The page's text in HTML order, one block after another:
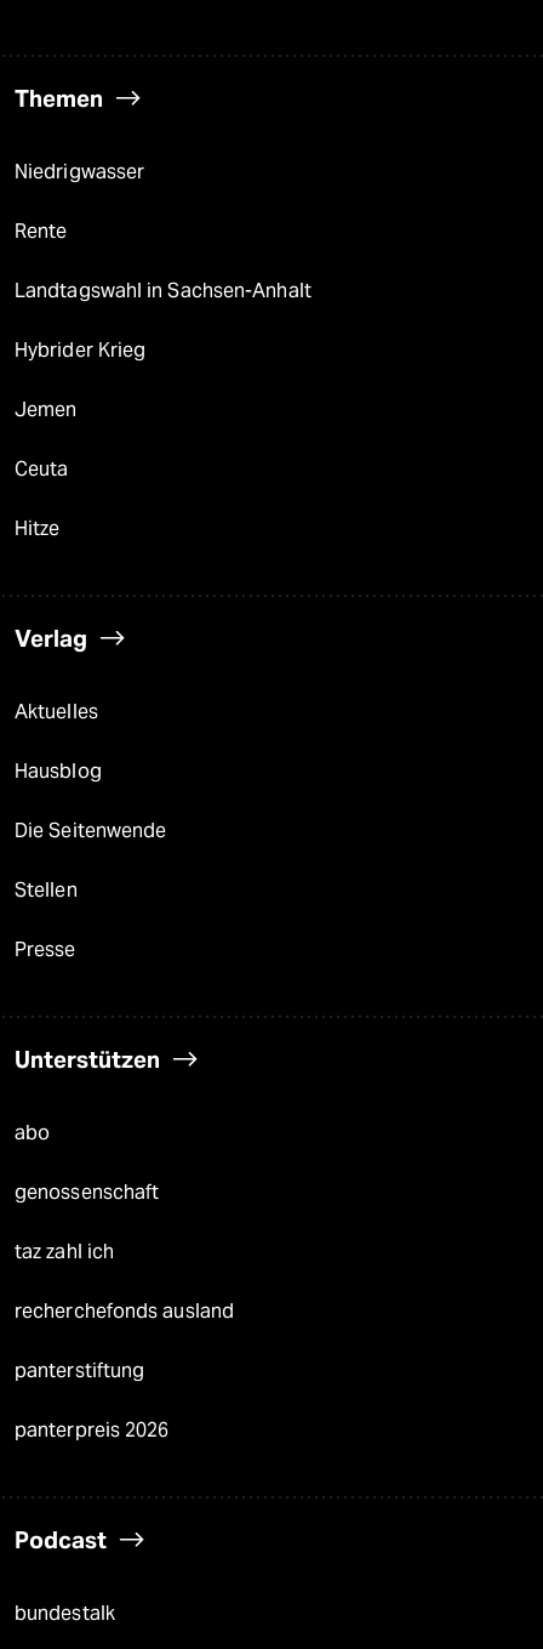
Themen
Niedrigwasser
Rente
Landtagswahl in Sachsen-Anhalt
Hybrider Krieg
Jemen
Ceuta
Hitze
Verlag
Aktuelles
Hausblog
Die Seitenwende
Stellen
Presse
Unterstützen
abo
genossenschaft
taz zahl ich
recherchefonds ausland
panterstiftung
panterpreis 2026
Podcast
bundestalk